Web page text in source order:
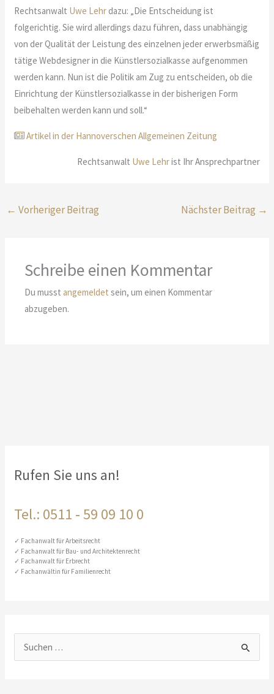
Rechtsanwalt Uwe Lehrdazu: „Die Entscheidung ist
folgerichtig. Sie wird allerdings dazu führen, dass unabhängig
von der Qualität der Leistung des einzelnen jeder erwerbsmäßig
tätige Webdesigner in die Künstlersozialkasse aufgenommen
werden kann. Nun ist die Politik am Zug zu entscheiden, ob die
Einrichtung der Künstlersozialkasse in der bisherigen Form
beibehalten werden kann und soll.“
Artikel in der Hannoverschen Allgemeinen Zeitung
Rechtsanwalt Uwe Lehrist Ihr Ansprechpartner
← Vorheriger Beitrag Nächster Beitrag →
Schreibe einen Kommentar
Du musst angemeldet sein, um einen Kommentar
abzugeben.
Rufen Sie uns an!
Tel.: 0511 ‑ 59 09 10 0
Fachanwalt für Arbeitsrecht
Fachanwalt für Bau- und Architektenrecht
Fachanwalt für Erbrecht
Fachanwältin für Familienrecht
u